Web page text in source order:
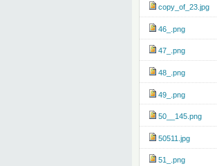
copy_of_23.jpg
46_.png
47_.png
48_.png
49_.png
50__145.png
50511.jpg
51_.png